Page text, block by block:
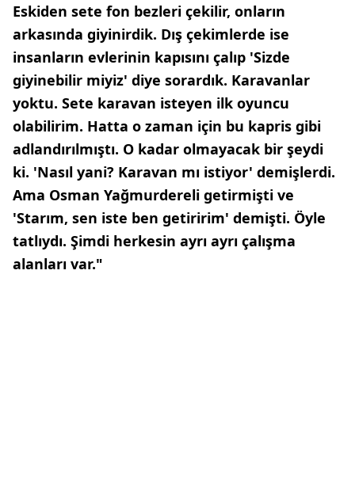
Eskiden sete fon bezleri çekilir, onların
arkasında giyinirdik. Dış çekimlerde ise
insanların evlerinin kapısını çalıp 'Sizde
giyinebilir miyiz' diye sorardık. Karavanlar
yoktu. Sete karavan isteyen ilk oyuncu
olabilirim. Hatta o zaman için bu kapris gibi
adlandırılmıştı. O kadar olmayacak bir şeydi
ki. 'Nasıl yani? Karavan mı istiyor' demişlerdi.
Ama Osman Yağmurdereli getirmişti ve
'Starım, sen iste ben getiririm' demişti. Öyle
tatlıydı. Şimdi herkesin ayrı ayrı çalışma
alanları var."